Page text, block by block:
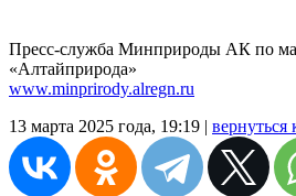
Пресс-служба Минприроды АК по
«Алтайприрода»
www.minprirody.alregn.ru
13 марта 2025 года, 19:19 | вернуться